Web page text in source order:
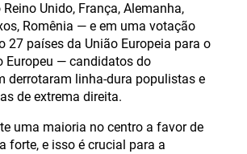
Unido, França, Alemanha,
Romênia — e em uma votação
27 países da União Europeia para o
Europeu — candidatos do
derrotaram linha-dura populistas e
de extrema direita.
uma maioria no centro a favor de
forte, e isso é crucial para a